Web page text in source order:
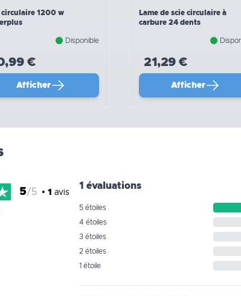
circulaire 1200 w
Disponible
€
Afficher
Lame de scie circulaire à
carbure 24 dents
21,29 €
Afficher
5/5 • 1 avis
1 évaluations
5 étoiles
4 étoiles
3 étoiles
2 étoiles
1 étoile